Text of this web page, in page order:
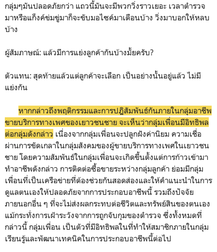
กลุ่มๆมันปลอดภัยกว่า แถวนี้มันจะมีพวกวิ่งราวเยอะ เวลาตำรวจ
มาหรือแก็งค์ข่มขู่มาก็จะขับมอไซค์มาเตือนบ้าง วิ่งมาบอกให้หลบ
บ้าง
ผู้สัมภาษณ์: แล้วมีการแย่งลูกค้ากันบ้างมั้ยครับ?
ตัวแทน: สุดท้ายแล้วแต่ลูกค้าจะเลือก เป็นอย่างนั้นอยู่แล้ว ไม่มี
แย่งกัน
หากกล่าวถึงพฤติกรรมและการปฎิสัมพันธ์กันภายในกลุ่มอาชีพ
ขายบริการทางเพศของเยาวชนชาย จะเห็นว่ากลุ่มเพื่อนมีอิทธิพล
ต่อกลุ่มดังกล่าว เนื่องจากกลุ่มเพื่อนจะปลูกฝังค่านิยม ความเชื่อ
ผ่านการขัดเกลาในกลุ่มสังคมของผู้ขายบริการทางเพศในเยาวชน
ชาย โดยความสัมพันธ์ในกลุ่มเพื่อนจะเกิดขึ้นตั้งแต่การก้าวเข้ามา
ทำอาชีพดังกล่าว การติดต่อซื้อขายระหว่างกลุ่มลูกค้า ย่อมมีกลุ่ม
เพื่อนที่เป็นเครือข่ายที่ต้องช่วยกันสอดส่องและให้คำแนะนำในการ
ดูแลตนเองให้ปลอดภัยจากการประกอบอาชีพนี้ รวมถึงปัจจัย
ภายนอกอื่น ๆ ที่จะไม่ส่งผลกระทบต่อชีวิตและทรัพย์สินของตนเอง
แม้กระทั่งการเฝ้าระวังจากการถูกจับกุมของตำรวจ ซึ่งทั้งหมดที่
กล่าวนี้ กลุ่มเพื่อน เป็นตัวที่มีอิทธิพลในที่ทำให้สมาชิกภายในกลุ่ม
เรียนรู้และพัฒนาเทคนิคในการประกอบอาชีพนี้ต่อไป